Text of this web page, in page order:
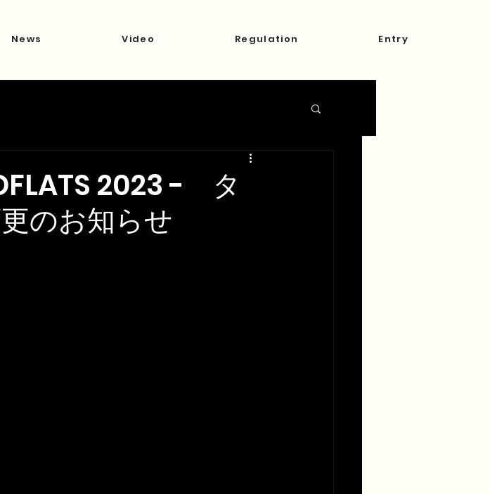
News Video Regulation Entry
2023 - タ
のお知らせ